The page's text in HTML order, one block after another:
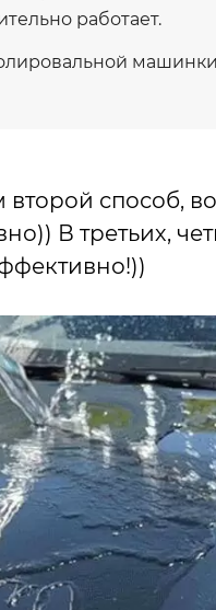
работает.
способ,
В третьих,